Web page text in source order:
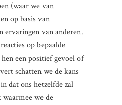
(waar we van
op basis van
ervaringen van anderen.
op bepaalde
een positief gevoel of
schatten we de kans
dat ons hetzelfde zal
waarmee we de